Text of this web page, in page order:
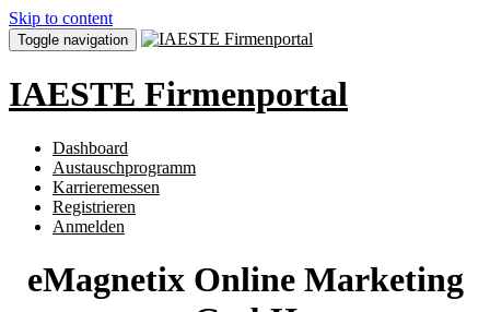
Skip to content
Toggle navigation
IAESTE Firmenportal
Dashboard
Austauschprogramm
Karrieremessen
Registrieren
Anmelden
eMagnetix Online Marketing